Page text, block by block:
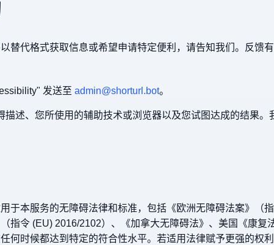
替代格式获取信息或希望申请特定便利，请告知我们。反馈
发送至 admin@shorturl.bot。
描述、您所使用的辅助技术或浏览器以及您试图达成的结果
于本服务的无障碍法律和标准，包括《欧洲无障碍法案》（
指令 (EU) 2016/2102）、《加拿大无障碍法》、美国《康复
任何时候都达到特定的符合性水平。若适用法律赋予更强的权